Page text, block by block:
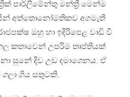
පාර්ලිමේන්තු මන්ත්‍රී මෙන්ම
අත්තොනෝමතිකව අගමැති
ඔහු හා ඉදිරිපෙළ වාඩි වී
කතාවෙන් උපරිම තෘප්තියක්
සුනේ දිව උඩ දමාගෙනය. ඒ
ගිය සතුටකි.